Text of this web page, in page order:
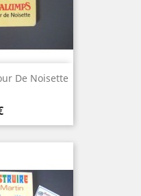
De Noisette